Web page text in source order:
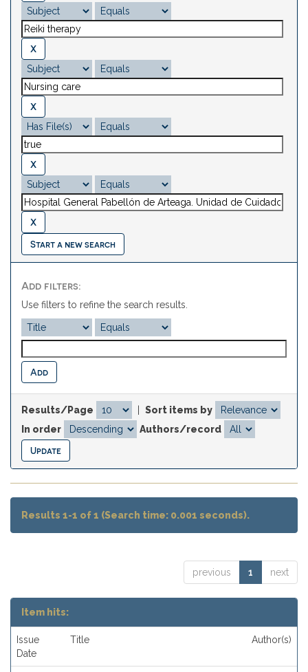
Start a new search
Add filters:
Use filters to refine the search results.
Results/Page
Sort items by
In order
Authors/record
Results 1-1 of 1 (Search time: 0.001 seconds).
previous 1 next
Item hits:
Issue
Date
Title Author(s)